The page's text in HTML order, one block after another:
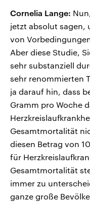
Cornelia Lange:
jetzt absolut sagen,
von
Aber diese Studie,
sehr substanziell
sehr renommierten
ja darauf hin, dass
Gramm pro Woche
Gesamtmortalität
diesen Betrag von
für
Gesamtmortalität
immer zu
ganze große